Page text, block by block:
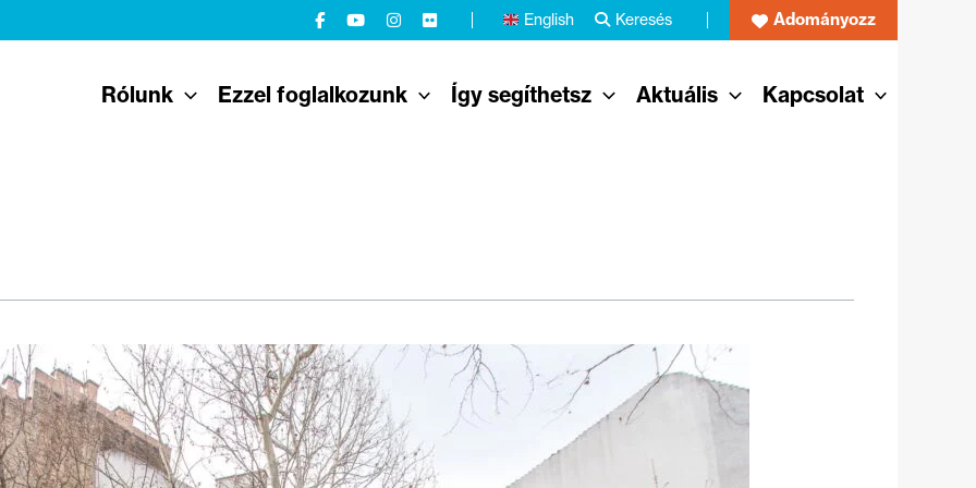
English Keresés Adományozz
Rólunk Ezzel foglalkozunk Így segíthetsz Aktuális Kapcsolat